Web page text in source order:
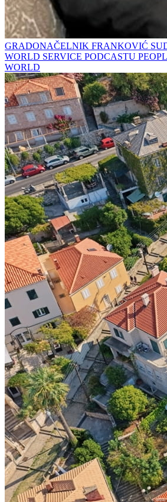
GRADONAČELNIK FRANKOVIĆ
WORLD SERVICE PODCASTU
WORLD